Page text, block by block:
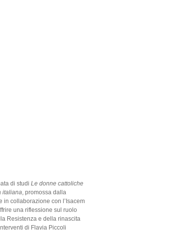
di studi Le donne cattoliche
italiana, promossa dalla
in collaborazione con l’Isacem
una riflessione sul ruolo
Resistenza e della rinascita
di Flavia Piccoli